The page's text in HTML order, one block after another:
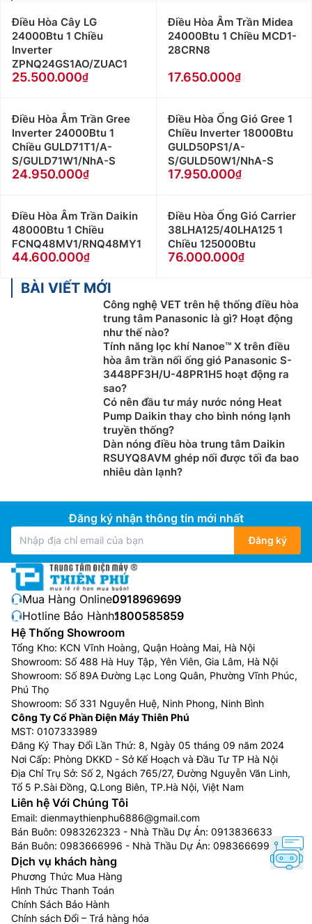
Điều Hòa Cây LG
24000Btu 1 Chiều
Inverter
ZPNQ24GS1AO/ZUAC1
25.500.000
Điều Hòa Âm Trần Midea
24000Btu 1 Chiều MCD1-
28CRN8
17.650.000
Điều Hòa Âm Trần Gree
Inverter 24000Btu 1
Chiều GULD71T1/A-
S/GULD71W1/NhA-S
24.950.000
Điều Hòa Ống Gió Gree 1
Chiều Inverter 18000Btu
GULD50PS1/A-
S/GULD50W1/NhA-S
17.950.000
Điều Hòa Âm Trần Daikin
48000Btu 1 Chiều
FCNQ48MV1/RNQ48MY1
44.600.000
Điều Hòa Ống Gió Carrier
38LHA125/40LHA125 1
Chiều 125000Btu
76.000.000
BÀI VIẾT MỚI
Công nghệ VET trên hệ thống điều hòa
trung tâm Panasonic là gì? Hoạt động
như thế nào?
Tính năng lọc khí Nanoe™ X trên điều
hòa âm trần nối ống gió Panasonic S-
3448PF3H/U-48PR1H5 hoạt động ra
sao?
Có nên đầu tư máy nước nóng Heat
Pump Daikin thay cho bình nóng lạnh
truyền thống?
Dàn nóng điều hòa trung tâm Daikin
RSUYQ8AVM ghép nối được tối đa bao
nhiêu dàn lạnh?
Đăng ký nhận thông tin mới nhất
Đăng ký
Mua Hàng Online:0918969699
Hotline Bảo Hành:1800585859
Hệ Thống Showroom
Tổng Kho: KCN Vĩnh Hoàng, Quận Hoàng Mai, Hà Nội
Showroom: Số 488 Hà Huy Tập, Yên Viên, Gia Lâm, Hà Nội
Showroom: Số 89A Đường Lạc Long Quân, Phường Vĩnh Phúc,
Phú Thọ
Showroom: Số 331 Nguyễn Huệ, Ninh Phong, Ninh Bình
Công Ty Cổ Phần Điện Máy Thiên Phú
MST: 0107333989
Đăng Ký Thay Đổi Lần Thứ: 8, Ngày 05 tháng 09 năm 2024
Nơi Cấp: Phòng DKKD - Sở Kế Hoạch và Đầu Tư TP Hà Nội
Địa Chỉ Trụ Sở: Số 2, Ngách 765/27, Đường Nguyễn Văn Linh,
Tổ 5 P.Sài Đồng, Q.Long Biên, TP.Hà Nội, Việt Nam
Liên hệ Với Chúng Tôi
Email: dienmaythienphu6886@gmail.com
Bán Buôn: 0983262323 - Nhà Thầu Dự Án: 0913836633
Bán Buôn: 0983666996 - Nhà Thầu Dự Án: 0983666996
Dịch vụ khách hàng
Phương Thức Mua Hàng
Hình Thức Thanh Toán
Chính Sách Bảo Hành
Chính sách Đổi – Trả hàng hóa